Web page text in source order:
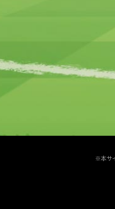
※本サ